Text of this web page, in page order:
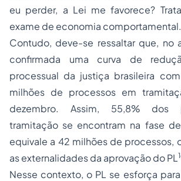
eu perder, a Lei me favorece?
exame de economia comportamental.
Contudo, deve-se ressaltar que, no
confirmada uma curva de
processual da justiça brasileira
milhões de processos em
dezembro. Assim, 55,8% dos
tramitação se encontram na fase
equivale a 42 milhões de processos,
as externalidades da aprovação do PL
Nesse contexto, o PL se esforça